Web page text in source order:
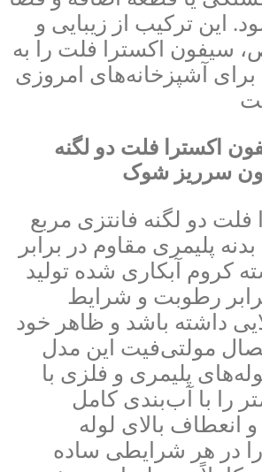
این ترکیب از زیبایی و
سیفون اکسترا فلت را به
برای آشپزخانه‌های امروزی
اکسترا فلت دو لگنه
سرریز شوک
دو لگنه فانتزی مربع
پلیمری مقاوم در برابر
کروم آبکاری شده تولید
رطوبت و شرایط
داشته باشد و ظاهر خود
مولتی‌فیت این مدل
پلیمری و فلزی با
را با آب‌بندی کامل
انعطاف بالای لوله
در هر شرایطی ساده